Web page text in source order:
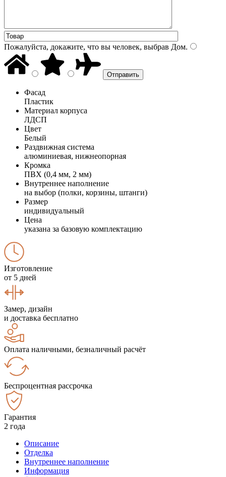
Пожалуйста, докажите, что вы человек, выбрав Дом.
Фасад
Пластик
Материал корпуса
ЛДСП
Цвет
Белый
Раздвижная система
алюминиевая, нижнеопорная
Кромка
ПВХ (0,4 мм, 2 мм)
Внутреннее наполнение
на выбор (полки, корзины, штанги)
Размер
индивидуальный
Цена
указана за базовую комплектацию
Изготовление
от 5 дней
Замер, дизайн
и доставка бесплатно
Оплата наличными, безналичный расчёт
Беспроцентная рассрочка
Гарантия
2 года
Описание
Отделка
Внутреннее наполнение
Информация